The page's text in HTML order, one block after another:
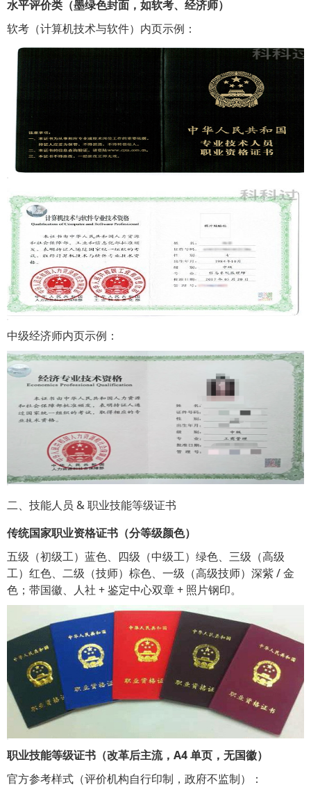
水平评价类（墨绿色封面，如软考、经济师）
软考（计算机技术与软件）内页示例：
中级经济师内页示例：
二、技能人员 & 职业技能等级证书
传统国家职业资格证书（分等级颜色）
五级（初级工）蓝色、四级（中级工）绿色、三级（高级
工）红色、二级（技师）棕色、一级（高级技师）深紫 / 金
色；带国徽、人社 + 鉴定中心双章 + 照片钢印。
职业技能等级证书（改革后主流，A4 单页，无国徽）
官方参考样式（评价机构自行印制，政府不监制）：